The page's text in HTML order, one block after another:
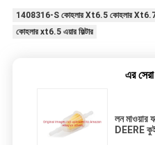
1408316-S কোহলার Xt6.5 কোহলার Xt6.75
কোহলার xt6.5 এয়ার ফিল্টার
এর
লন মাওয়ার
DEERE